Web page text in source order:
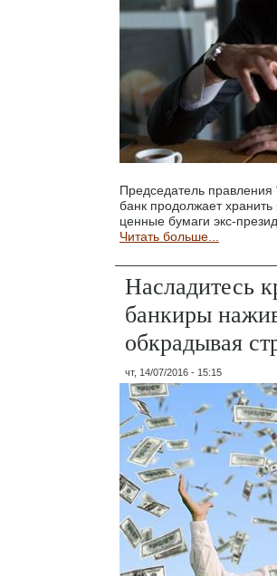
Председатель
банк продолжает
ценные бумаги экс-
Читать больше...
Насладитесь
банкиры
обкрадывая
чт, 14/07/2016 - 15:15